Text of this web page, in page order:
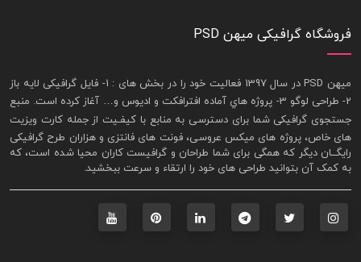
فروشگاه گرافیکی میهن PSD
ميهن PSD در سال 1397 فعاليت خود را در بخش های : 1-
فايل گرافيکی لايه باز
2- طراحی لوگو 3- پروژه هاي آماده افترافکت و اديوس و… آغاز کرده است. منبع
جستجوی گرافيکی شما برای دسترسی به منابع با کيفـيت از جملهکارت ويزيت
های خاص، پروژه های ميکس عروسی، فونت های فانتزی و هزاران طرح گرافیکی
رايگــان ديگر که همگی برای شما طراحان و گرافيست کاران محيا شده است، که
به کمک آن بتوانيد طراحی های خود را ارتقاء و سرعت ببخشيد.